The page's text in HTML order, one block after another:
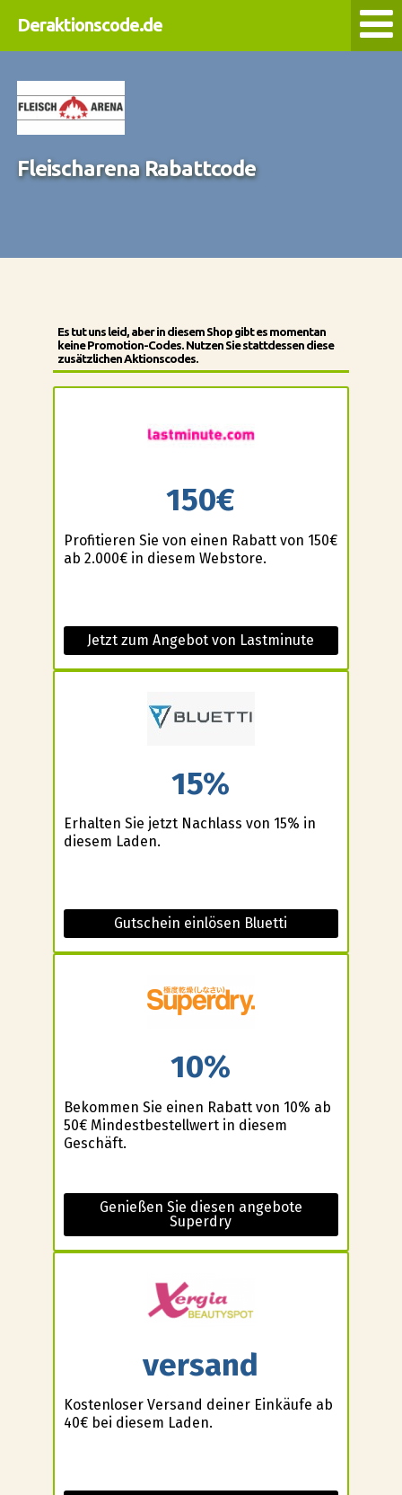
Deraktionscode.de
Fleischarena Rabattcode
Es tut uns leid, aber in diesem Shop gibt es momentan
keine Promotion-Codes. Nutzen Sie stattdessen diese
zusätzlichen Aktionscodes.
150€
Profitieren Sie von einen Rabatt von 150€
ab 2.000€ in diesem Webstore.
Jetzt zum Angebot von Lastminute
15%
Erhalten Sie jetzt Nachlass von 15% in
diesem Laden.
Gutschein einlösen Bluetti
10%
Bekommen Sie einen Rabatt von 10% ab
50€ Mindestbestellwert in diesem
Geschäft.
Genießen Sie diesen angebote
Superdry
versand
Kostenloser Versand deiner Einkäufe ab
40€ bei diesem Laden.